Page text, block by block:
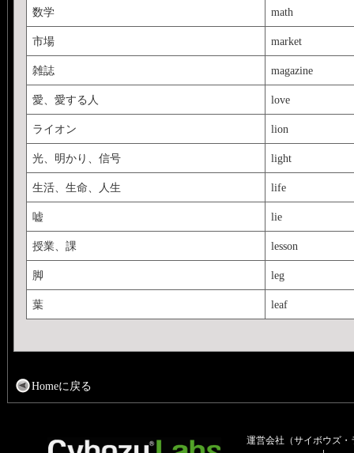
数学 math
市場 market
雑誌 magazine
愛、愛する人 love
ライオン lion
光、明かり、信号 light
生活、生命、人生 life
嘘 lie
授業、課 lesson
脚 leg
葉 leaf
Homeに戻る
運営会社（サイボウズ・